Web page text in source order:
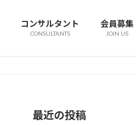
コンサルタント
CONSULTANTS
会員募集
JOIN US
最近の投稿